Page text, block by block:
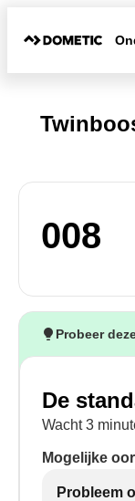
008
Probeer
De
Wacht 3
Mogelijke
Probleem